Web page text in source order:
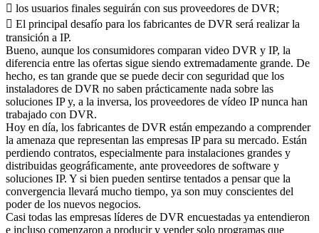
 los usuarios finales seguirán con sus proveedores de DVR;
 El principal desafío para los fabricantes de DVR será realizar la
transición a IP.
Bueno, aunque los consumidores comparan video DVR y IP, la
diferencia entre las ofertas sigue siendo extremadamente grande. De
hecho, es tan grande que se puede decir con seguridad que los
instaladores de DVR no saben prácticamente nada sobre las
soluciones IP y, a la inversa, los proveedores de vídeo IP nunca han
trabajado con DVR.
Hoy en día, los fabricantes de DVR están empezando a comprender
la amenaza que representan las empresas IP para su mercado. Están
perdiendo contratos, especialmente para instalaciones grandes y
distribuidas geográficamente, ante proveedores de software y
soluciones IP. Y si bien pueden sentirse tentados a pensar que la
convergencia llevará mucho tiempo, ya son muy conscientes del
poder de los nuevos negocios.
Casi todas las empresas líderes de DVR encuestadas ya entendieron
e incluso comenzaron a producir y vender solo programas que